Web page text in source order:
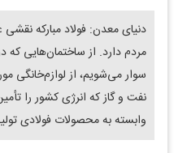
دنیای معدن: فولاد مبارکه
مردم دارد. از ساختمان‌هایی که
سوار می‌شویم، از لوازم‌خانگی
نفت و گاز که انرژی کشور را
وابسته به محصولات فولادی